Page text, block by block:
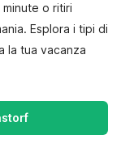
o ritiri
Esplora i tipi di
la tua vacanza